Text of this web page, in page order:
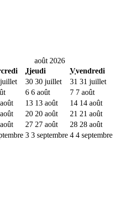
août 2026
Jjeudi Vvendredi
30 30 juillet 31 31 juillet
6 6 août 7 7 août
13 13 août 14 14 août
20 20 août 21 21 août
27 27 août 28 28 août
3 3 septembre 4 4 septembre